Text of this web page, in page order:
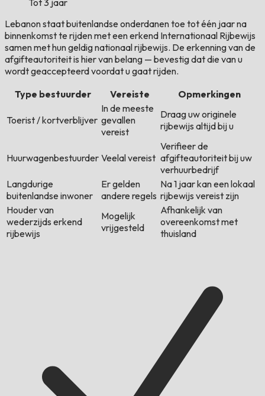
Tot 3 jaar
Lebanon staat buitenlandse onderdanen toe tot één jaar na
binnenkomst te rijden met een erkend Internationaal Rijbewijs
samen met hun geldig nationaal rijbewijs. De erkenning van de
afgifteautoriteit is hier van belang — bevestig dat die van u
wordt geaccepteerd voordat u gaat rijden.
Type bestuurder
Vereiste Opmerkingen
Toerist / kortverblijver
In de meeste
gevallen
vereist
Draag uw originele
rijbewijs altijd bij u
Huurwagenbestuurder Veelal vereist
Verifieer de
afgifteautoriteit bij uw
verhuurbedrijf
Langdurige
buitenlandse inwoner
Er gelden
andere regels
Na 1 jaar kan een lokaal
rijbewijs vereist zijn
Houder van
wederzijds erkend
rijbewijs
Mogelijk
vrijgesteld
Afhankelijk van
overeenkomst met
thuisland